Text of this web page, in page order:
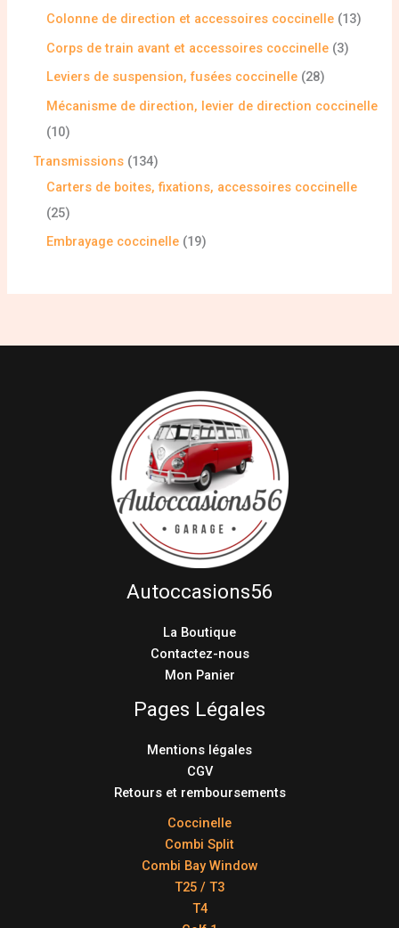
Colonne de direction et accessoires coccinelle 13
Corps de train avant et accessoires coccinelle 3
Leviers de suspension, fusées coccinelle 28
Mécanisme de direction, levier de direction coccinelle
10
Transmissions 134
Carters de boites, fixations, accessoires coccinelle
25
Embrayage coccinelle 19
Autoccasions56
La Boutique
Contactez-nous
Mon Panier
Pages Légales
Mentions légales
CGV
Retours et remboursements
Coccinelle
Combi Split
Combi Bay Window
T25 / T3
T4